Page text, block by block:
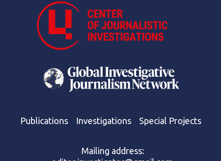
Publications Investigations Special Projects
Mailing address: